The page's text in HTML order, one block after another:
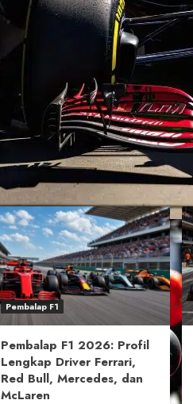
Pembalap F1
Pembalap F1 2026: Profil
Lengkap Driver Ferrari,
Red Bull, Mercedes, dan
McLaren